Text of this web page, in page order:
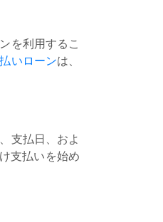
を利用するこ
いローンは、
支払日、およ
支払いを始め